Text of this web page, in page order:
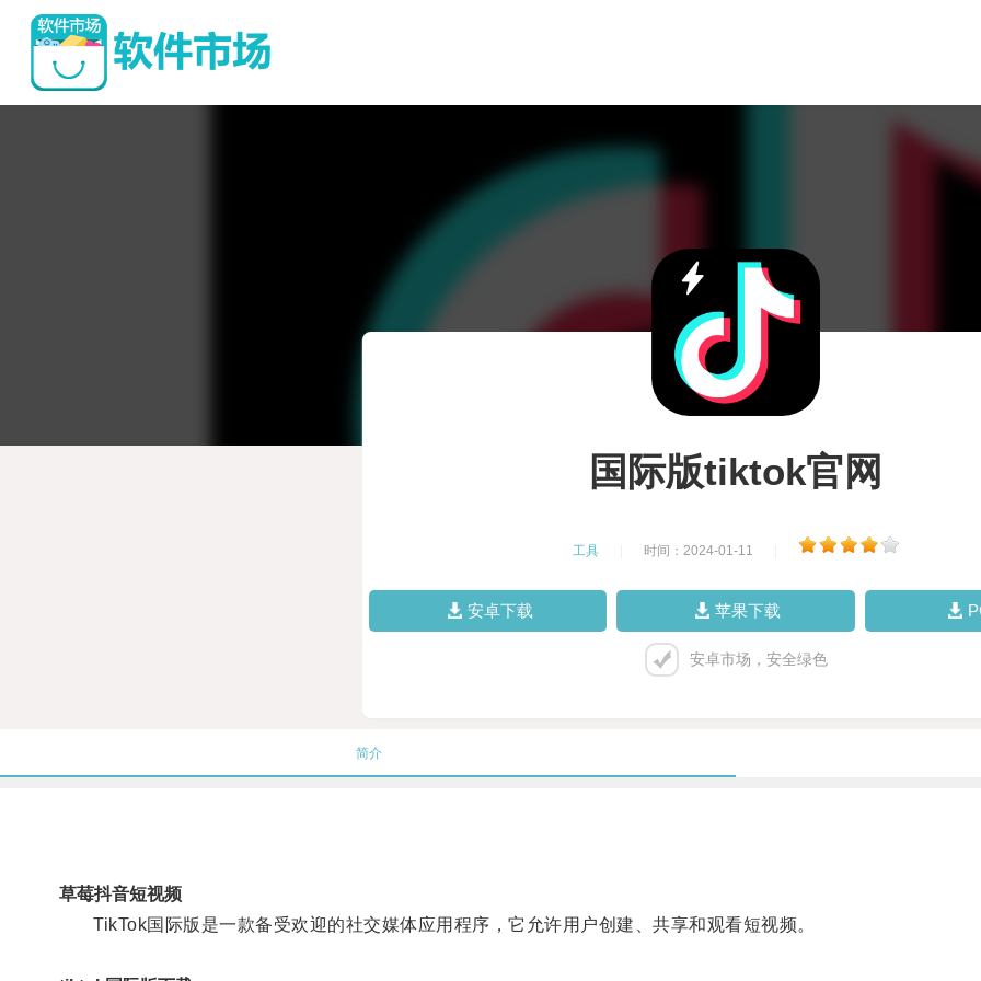
国际版tiktok官网
工具 时间：2024-01-11
安卓下载 苹果下载
安卓市场，安全绿色
简介
草莓抖音短视频
TikTok国际版是一款备受欢迎的社交媒体应用程序，它允许用户创建、共享和观看短视频。